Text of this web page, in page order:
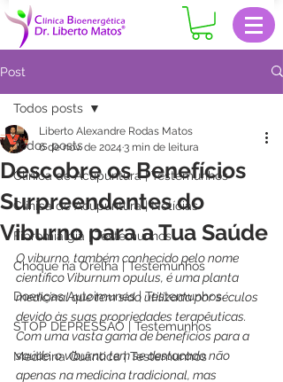
Post
Todos posts
Clinica de Acupuntura | Testemunhos
Clinica de Acupuntura | Notícias
Fibromialgia | Testemunhos
Choque na Orelha | Testemunhos
Doenças Autoimunes | Testemunhos
STOP DEPRESSÃO | Testemunhos
Medicina Quântica | Testemunhos
Todos posts
Descobre os Benefícios
Surpreendentes do
Viburno para a Tua Saúde
Liberto Alexandre Rodas Matos
6 de nov. de 2024 3 min de leitura
O viburno, também conhecido pelo nome
científico Viburnum opulus, é uma planta
medicinal que tem sido utilizada por séculos
devido às suas propriedades terapêuticas.
Com uma vasta gama de benefícios para a
saúde, o viburno tem se destacado não
apenas na medicina tradicional, mas